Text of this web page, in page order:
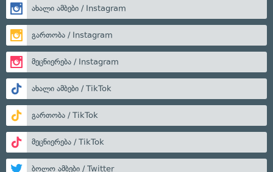
ახალი ამბები / Instagram
გართობა / Instagram
მეცნიერება / Instagram
ახალი ამბები / TikTok
გართობა / TikTok
მეცნიერება / TikTok
ბოლო ამბები / Twitter